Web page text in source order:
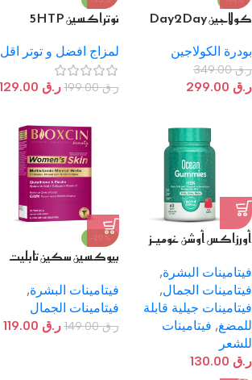
كولاجين Day2Day
– 30 ساشيه
بودرة الكولاجين
ر.ق349.00
ر.ق
نوتراكسين 5HTP
متطورة
لمزاج افضل و توتر اقل
ر.ق199.00 ر.ق
أورزاكس أوشن غوميـز
مطاطية
فيتامينات البشرة,
فيتامينات الجمال,
فيتامينات جيلية قابلة
للمضغ, فيتامينات
للشعر
ر.ق
-20%
بيوكسين سكين تابليت
فيتامينات البشرة,
فيتامينات الجمال
ر.ق149.00 ر.ق